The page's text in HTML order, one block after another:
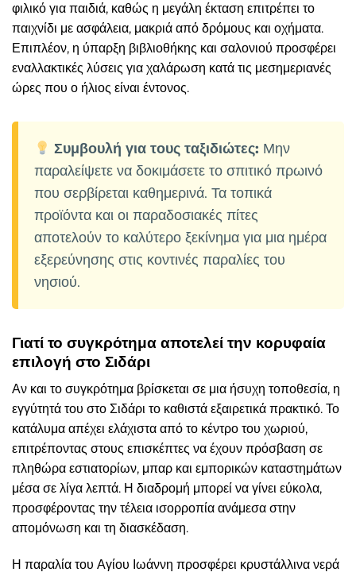
φιλικό για παιδιά, καθώς η μεγάλη έκταση επιτρέπει το
παιχνίδι με ασφάλεια, μακριά από δρόμους και οχήματα.
Επιπλέον, η ύπαρξη βιβλιοθήκης και σαλονιού προσφέρει
εναλλακτικές λύσεις για χαλάρωση κατά τις μεσημεριανές
ώρες που ο ήλιος είναι έντονος.
Συμβουλή για τους ταξιδιώτες: Μην
παραλείψετε να δοκιμάσετε το σπιτικό πρωινό
που σερβίρεται καθημερινά. Τα τοπικά
προϊόντα και οι παραδοσιακές πίτες
αποτελούν το καλύτερο ξεκίνημα για μια ημέρα
εξερεύνησης στις κοντινές παραλίες του
νησιού.
Γιατί το συγκρότημα αποτελεί την κορυφαία
επιλογή στο Σιδάρι
Αν και το συγκρότημα βρίσκεται σε μια ήσυχη τοποθεσία, η
εγγύτητά του στο Σιδάρι το καθιστά εξαιρετικά πρακτικό. Το
κατάλυμα απέχει ελάχιστα από το κέντρο του χωριού,
επιτρέποντας στους επισκέπτες να έχουν πρόσβαση σε
πληθώρα εστιατορίων, μπαρ και εμπορικών καταστημάτων
μέσα σε λίγα λεπτά. Η διαδρομή μπορεί να γίνει εύκολα,
προσφέροντας την τέλεια ισορροπία ανάμεσα στην
απομόνωση και τη διασκέδαση.
Η παραλία του Αγίου Ιωάννη προσφέρει κρυστάλλινα νερά